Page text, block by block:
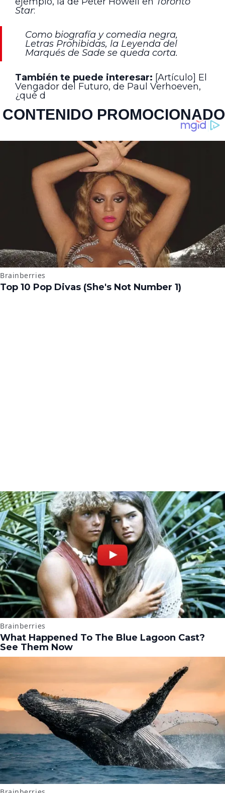
Star:
Como biografía y comedia negra,
Letras Prohibidas, la Leyenda del
Marqués de Sade se queda corta.
También te puede interesar: [Artículo] El
Vengador del Futuro, de Paul Verhoeven,
¿qué d